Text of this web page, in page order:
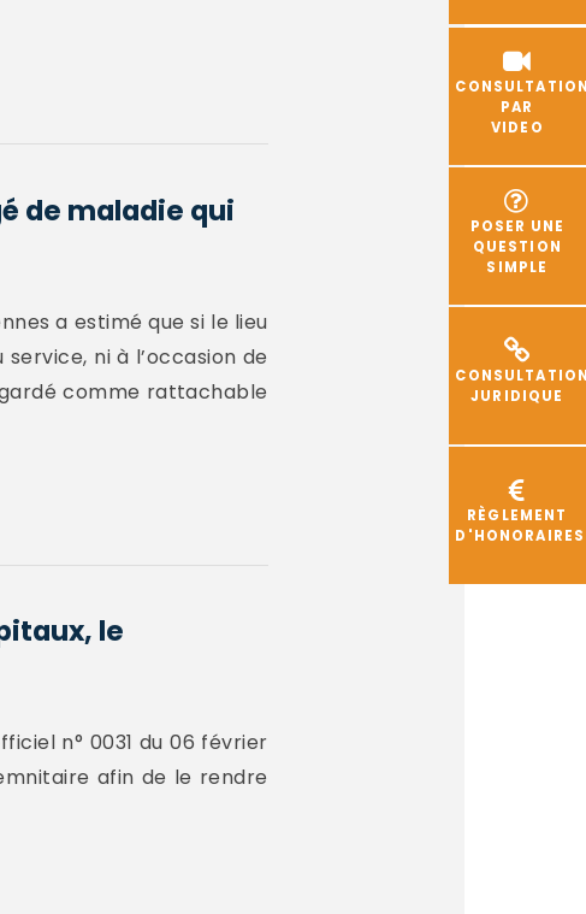
PAR
VIDEO
POSER UNE
QUESTION
SIMPLE
JURIDIQUE
RÈGLEMENT
D'HONORAIRES
de maladie qui
a estimé que si le lieu
ni à l’occasion de
comme rattachable
le
n° 0031 du 06 février
afin de le rendre